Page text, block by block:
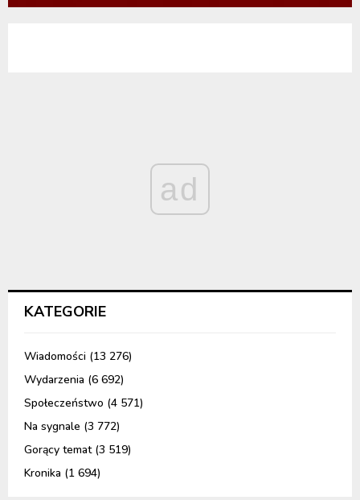
ad
KATEGORIE
Wiadomości (13 276)
Wydarzenia (6 692)
Społeczeństwo (4 571)
Na sygnale (3 772)
Gorący temat(3 519)
Kronika (1 694)